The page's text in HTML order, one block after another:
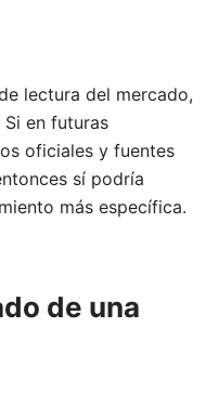
lectura del mercado,
en futuras
oficiales y fuentes
sí podría
más específica.
de una